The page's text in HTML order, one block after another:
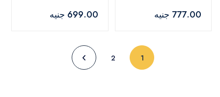
777.00 جنيه 699.00 جنيه
1
2